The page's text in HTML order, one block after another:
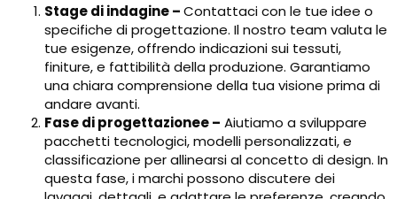
Stage di indagine–Contattaci con le tue idee o
specifiche di progettazione. Il nostro team valuta le
tue esigenze, offrendo indicazioni sui tessuti,
finiture, e fattibilità della produzione. Garantiamo
una chiara comprensione della tua visione prima di
andare avanti.
Fase di progettazionee– Aiutiamo a sviluppare
pacchetti tecnologici, modelli personalizzati, e
classificazione per allinearsi al concetto di design. In
questa fase, i marchi possono discutere dei